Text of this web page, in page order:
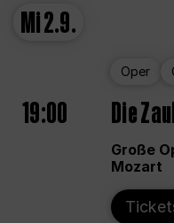
Mi2.9.
Oper
19:00 Die
Große
Mozart